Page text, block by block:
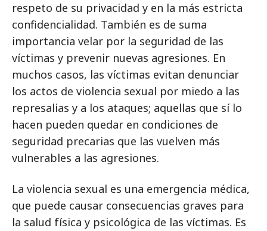
respeto de su privacidad y en la más estricta
confidencialidad. También es de suma
importancia velar por la seguridad de las
víctimas y prevenir nuevas agresiones. En
muchos casos, las víctimas evitan denunciar
los actos de violencia sexual por miedo a las
represalias y a los ataques; aquellas que sí lo
hacen pueden quedar en condiciones de
seguridad precarias que las vuelven más
vulnerables a las agresiones.
La violencia sexual es una emergencia médica,
que puede causar consecuencias graves para
la salud física y psicológica de las víctimas. Es